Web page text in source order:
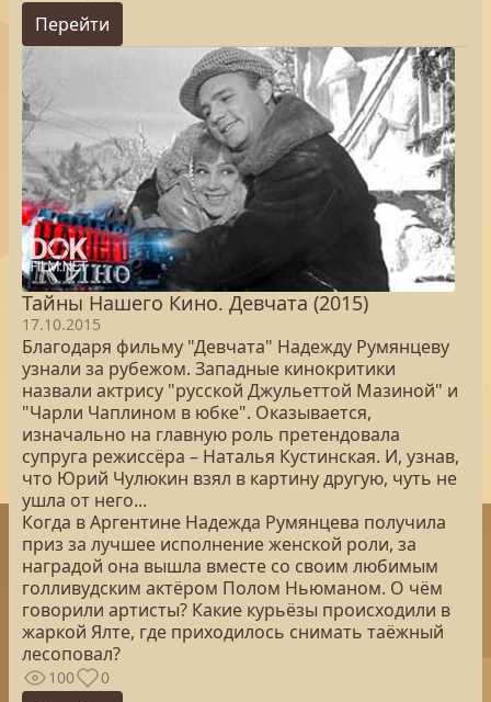
Перейти
Тайны Нашего Кино. Девчата (2015)
17.10.2015
Благодаря фильму "Девчата" Надежду Румянцеву
узнали за рубежом. Западные кинокритики
назвали актрису "русской Джульеттой Мазиной" и
"Чарли Чаплином в юбке". Оказывается,
изначально на главную роль претендовала
супруга режиссёра – Наталья Кустинская. И, узнав,
что Юрий Чулюкин взял в картину другую, чуть не
ушла от него...
Когда в Аргентине Надежда Румянцева получила
приз за лучшее исполнение женской роли, за
наградой она вышла вместе со своим любимым
голливудским актёром Полом Ньюманом. О чём
говорили артисты? Какие курьёзы происходили в
жаркой Ялте, где приходилось снимать таёжный
лесоповал?
100 0